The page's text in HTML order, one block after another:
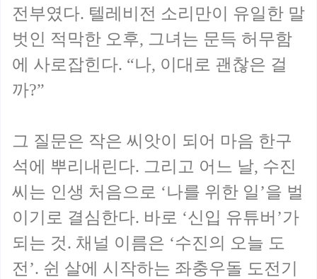
전부였다. 텔레비전 소리만이 유일한 말
벗인 적막한 오후, 그녀는 문득 허무함
에 사로잡힌다. “나, 이대로 괜찮은 걸
까?”
그 질문은 작은 씨앗이 되어 마음 한구
석에 뿌리내린다. 그리고 어느 날, 수진
씨는 인생 처음으로 ‘나를 위한 일’을 벌
이기로 결심한다. 바로 ‘신입 유튜버’가
되는 것. 채널 이름은 ‘수진의 오늘 도
전’. 쉰 살에 시작하는 좌충우돌 도전기